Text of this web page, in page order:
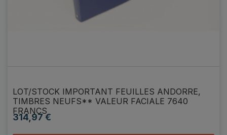
LOT/STOCK IMPORTANT FEUILLES ANDORRE,
TIMBRES NEUFS** VALEUR FACIALE 7640
FRANCS
Prix
314,97 €